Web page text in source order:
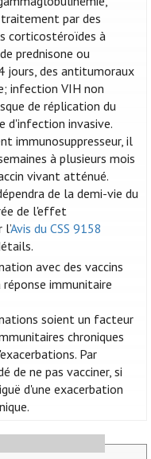
par des
corticostéroïdes à
prednisone ou
jours, des antitumoraux
infection VIH non
de réplication du
d'infection invasive.
immunosuppresseur, il
à plusieurs mois
vivant atténué.
de la demi-vie du
de l'effet
Avis du CSS 9158
avec des vaccins
immunitaire
soient un facteur
chroniques
Par
de ne pas vacciner, si
d'une exacerbation